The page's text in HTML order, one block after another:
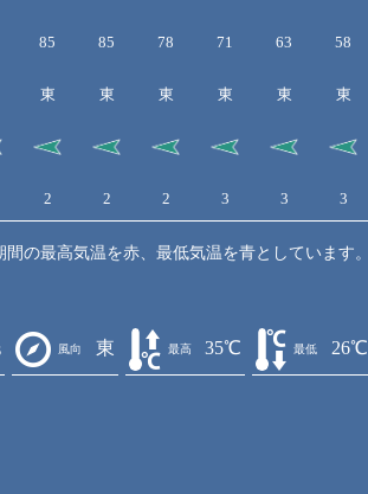
85 85 78 71 63 58
東 東 東 東 東 東
2 2 2 3 3 3
の最高気温を赤、最低気温を青としています。
風向 東 最高 35℃ 最低 26℃